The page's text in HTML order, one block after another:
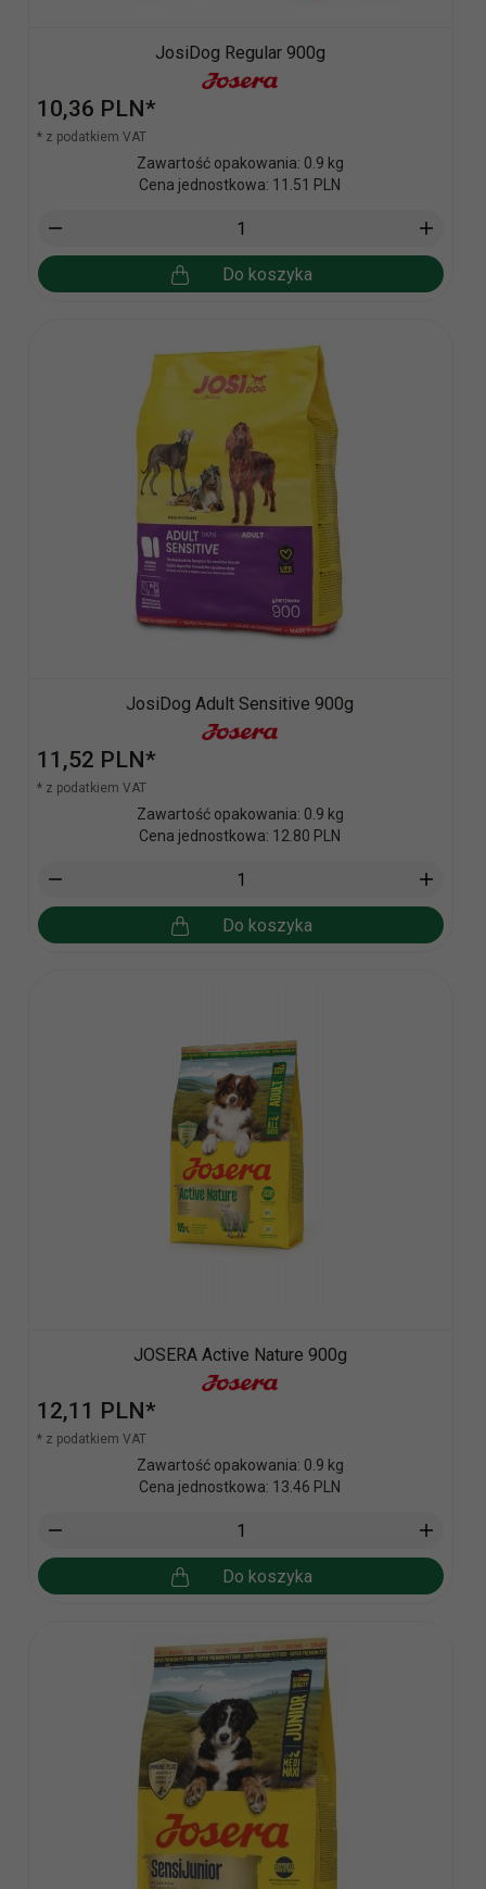
JosiDog Regular 900g
10,36 PLN*
* z podatkiem VAT
Zawartość opakowania: 0.9 kg
Cena jednostkowa: 11.51 PLN
Do koszyka
JosiDog Adult Sensitive 900g
11,52 PLN*
* z podatkiem VAT
Zawartość opakowania: 0.9 kg
Cena jednostkowa: 12.80 PLN
Do koszyka
JOSERA Active Nature 900g
12,11 PLN*
* z podatkiem VAT
Zawartość opakowania: 0.9 kg
Cena jednostkowa: 13.46 PLN
Do koszyka